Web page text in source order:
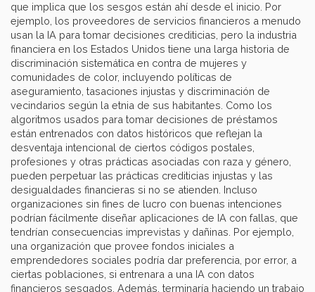
que implica que los sesgos están ahí desde el inicio. Por
ejemplo, los proveedores de servicios financieros a menudo
usan la IA para tomar decisiones crediticias, pero la industria
financiera en los Estados Unidos tiene una larga historia de
discriminación sistemática en contra de mujeres y
comunidades de color, incluyendo políticas de
aseguramiento, tasaciones injustas y discriminación de
vecindarios según la etnia de sus habitantes. Como los
algoritmos usados para tomar decisiones de préstamos
están entrenados con datos históricos que reflejan la
desventaja intencional de ciertos códigos postales,
profesiones y otras prácticas asociadas con raza y género,
pueden perpetuar las prácticas crediticias injustas y las
desigualdades financieras si no se atienden. Incluso
organizaciones sin fines de lucro con buenas intenciones
podrían fácilmente diseñar aplicaciones de IA con fallas, que
tendrían consecuencias imprevistas y dañinas. Por ejemplo,
una organización que provee fondos iniciales a
emprendedores sociales podría dar preferencia, por error, a
ciertas poblaciones, si entrenara a una IA con datos
financieros sesgados. Además, terminaría haciendo un trabajo